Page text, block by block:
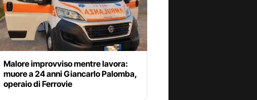
Malore improvviso mentre lavora:
muore a 24 anni Giancarlo Palomba,
operaio di Ferrovie